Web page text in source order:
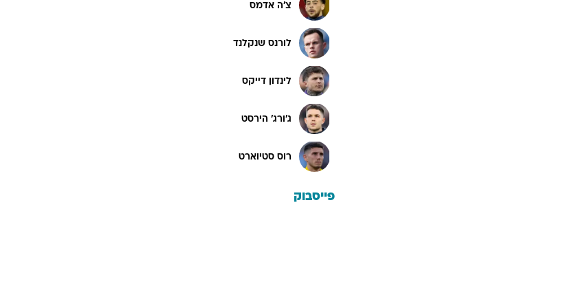
צ'ה אדמס
לורנס שנקלנד
לינדון דייקס
ג'ורג' הירסט
רוס סטיוארט
פייסבוק